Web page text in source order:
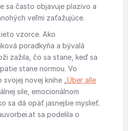
sa často objavuje plazivo a
veľmi zaťažujúce.
vzorce. Ako
poradkyňa a bývalá
zažila, čo sa stane, keď sa
stane normou. Vo
novej knihe „ Über alle
sile, emocionálnom
sa dá opäť jasnejšie myslieť.
sa podelila o